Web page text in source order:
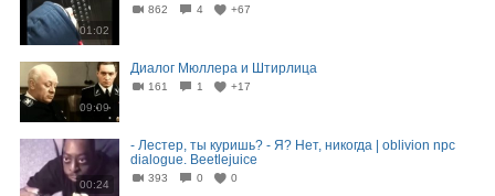
01:02
862 4 +67
09:09
Диалог Мюллера и Штирлица
161 1 +17
00:24
- Лестер, ты куришь? - Я? Нет, никогда | oblivion npc
dialogue. Beetlejuice
393 0 0